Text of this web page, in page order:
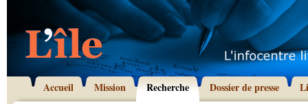
Accueil Mission Recherche Dossier de presse